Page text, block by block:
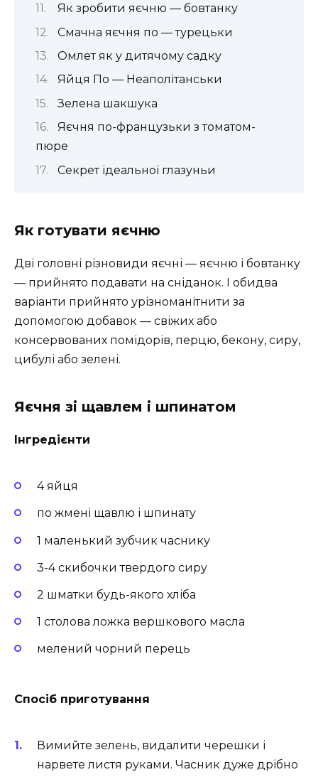
Як зробити яєчню — бовтанку
Смачна яєчня по — турецьки
Омлет як у дитячому садку
Яйця По — Неаполітанськи
Зелена шакшука
Яєчня по-французьки з томатом-
пюре
Секрет ідеальної глазуньи
Як готувати яєчню
Дві головні різновиди яєчні — яєчню і бовтанку
— прийнято подавати на сніданок. І обидва
варіанти прийнято урізноманітнити за
допомогою добавок — свіжих або
консервованих помідорів, перцю, бекону, сиру,
цибулі або зелені.
Яєчня зі щавлем і шпинатом
Інгредієнти
4 яйця
по жмені щавлю і шпинату
1 маленький зубчик часнику
3-4 скибочки твердого сиру
2 шматки будь-якого хліба
1 столова ложка вершкового масла
мелений чорний перець
Спосіб приготування
Вимийте зелень, видалити черешки і
нарвете листя руками. Часник дуже дрібно